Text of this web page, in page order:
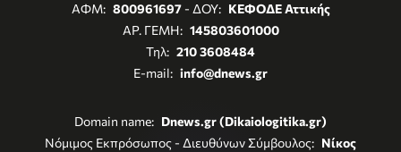
ΑΦΜ: 800961697- ΔΟΥ: ΚΕΦΟΔΕ Αττικής
ΑΡ. ΓΕΜΗ: 145803601000
Τηλ: 210 3608484
E-mail: info@dnews.gr
Domain name: Dnews.gr (Dikaiologitika.gr)
Νόμιμος Εκπρόσωπος - Διευθύνων Σύμβουλος: Νίκος